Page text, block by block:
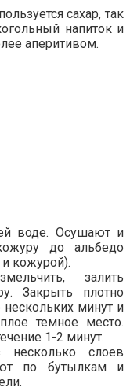
сахар, так
напиток и
аперитивом.
воде. Осушают и
до альбедо
кожурой).
залить
Закрыть плотно
минут и
темное место.
1-2 минут.
несколько слоев
по бутылкам и